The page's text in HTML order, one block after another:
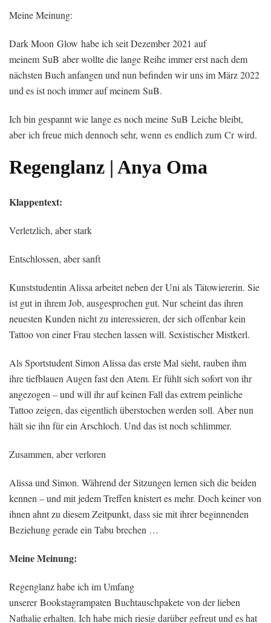
Meine Meinung:
Dark Moon Glow habe ich seit Dezember 2021 auf
meinem SuB aber wollte die lange Reihe immer erst nach dem
nächsten Buch anfangen und nun befinden wir uns im März 2022
und es ist noch immer auf meinem SuB.
Ich bin gespannt wie lange es noch meine SuB Leiche bleibt,
aber ich freue mich dennoch sehr, wenn es endlich zum Cr wird.
Regenglanz | Anya Oma
Klappentext:
Verletzlich, aber stark
Entschlossen, aber sanft
Kunststudentin Alissa arbeitet neben der Uni als Tätowiererin. Sie
ist gut in ihrem Job, ausgesprochen gut. Nur scheint das ihren
neuesten Kunden nicht zu interessieren, der sich offenbar kein
Tattoo von einer Frau stechen lassen will. Sexistischer Mistkerl.
Als Sportstudent Simon Alissa das erste Mal sieht, rauben ihm
ihre tiefblauen Augen fast den Atem. Er fühlt sich sofort von ihr
angezogen – und will ihr auf keinen Fall das extrem peinliche
Tattoo zeigen, das eigentlich überstochen werden soll. Aber nun
hält sie ihn für ein Arschloch. Und das ist noch schlimmer.
Zusammen, aber verloren
Alissa und Simon. Während der Sitzungen lernen sich die beiden
kennen – und mit jedem Treffen knistert es mehr. Doch keiner von
ihnen ahnt zu diesem Zeitpunkt, dass sie mit ihrer beginnenden
Beziehung gerade ein Tabu brechen …
Meine Meinung:
Regenglanz habe ich im Umfang
unserer Bookstagrampaten Buchtauschpakete von der lieben
Nathalie erhalten. Ich habe mich riesig darüber gefreut und es hat